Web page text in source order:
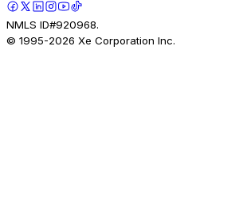
NMLS ID#920968.
© 1995-2026 Xe Corporation Inc.